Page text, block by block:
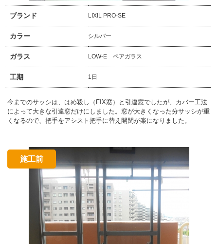
ブランド LIXIL PRO-SE
カラー シルバー
ガラス LOW-E ペアガラス
工期 1日
今までのサッシは、はめ殺し（FIX窓）と引違窓でしたが、カバー工法
によって大きな引違窓だけにしました。窓が大きくなった分サッシが重
くなるので、把手をアシスト把手に替え開閉が楽になりました。
施工前